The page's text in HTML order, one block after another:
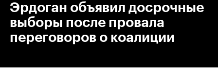
Эрдоган объявил досрочные
выборы после провала
переговоров о коалиции